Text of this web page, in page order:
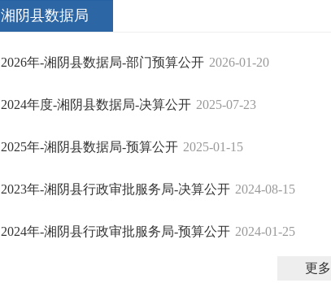
湘阴县数据局
2026年-湘阴县数据局-部门预算公开 2026-01-20
2024年度-湘阴县数据局-决算公开 2025-07-23
2025年-湘阴县数据局-预算公开 2025-01-15
2023年-湘阴县行政审批服务局-决算公开 2024-08-15
2024年-湘阴县行政审批服务局-预算公开 2024-01-25
更多